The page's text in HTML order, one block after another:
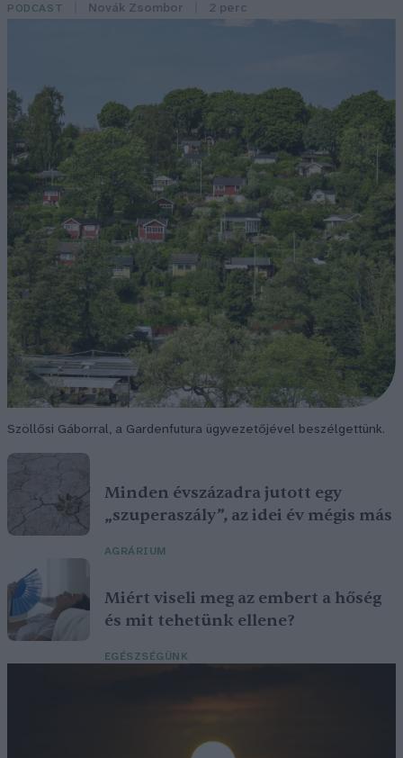
PODCAST Novák Zsombor 2 perc
Szöllősi Gáborral, a Gardenfutura ügyvezetőjével beszélgettünk.
Minden évszázadra jutott egy
„szuperaszály”, az idei év mégis más
AGRÁRIUM
Miért viseli meg az embert a hőség
és mit tehetünk ellene?
EGÉSZSÉGÜNK